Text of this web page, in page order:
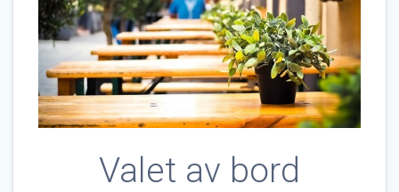
Valet av bord